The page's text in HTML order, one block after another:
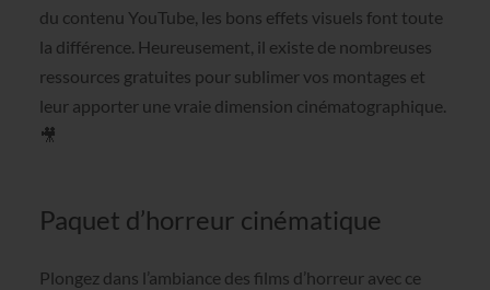
du contenu YouTube, les bons effets visuels font toute
la différence. Heureusement, il existe de nombreuses
ressources gratuites pour sublimer vos montages et
leur apporter une vraie dimension cinématographique.
🎥
Paquet d’horreur cinématique
Plongez dans l’ambiance des films d’horreur avec ce